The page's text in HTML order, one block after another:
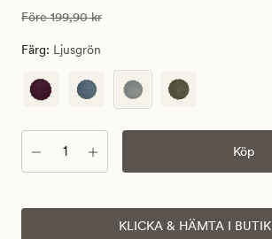
139,93
kr.
pris
kr
Ordinarie pris 199,90 kr
Före199,90 kr
Färg: Ljusgrön
Antal Köp
KLICKA & HÄMTA I BUTIK